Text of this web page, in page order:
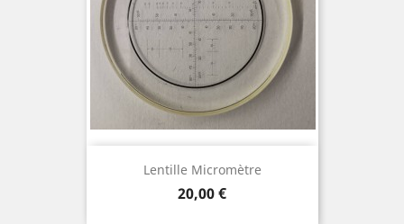
Lentille Micromètre
Prix
20,00 €